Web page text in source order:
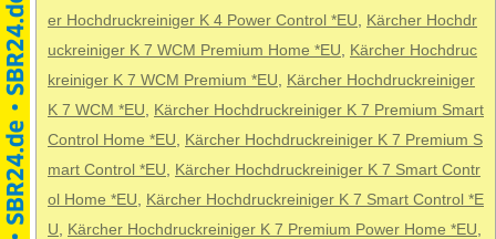
er Hochdruckreiniger K 4 Power Control *EU
Kärcher Hochdr
uckreiniger K 7 WCM Premium Home *EU
Kärcher Hochdruc
kreiniger K 7 WCM Premium *EU
Kärcher Hochdruckreiniger
K 7 WCM *EU
Kärcher Hochdruckreiniger K 7 Premium Smart
Control Home *EU
Kärcher Hochdruckreiniger K 7 Premium S
mart Control *EU
Kärcher Hochdruckreiniger K 7 Smart Contr
ol Home *EU
Kärcher Hochdruckreiniger K 7 Smart Control *E
U
Kärcher Hochdruckreiniger K 7 Premium Power Home *EU